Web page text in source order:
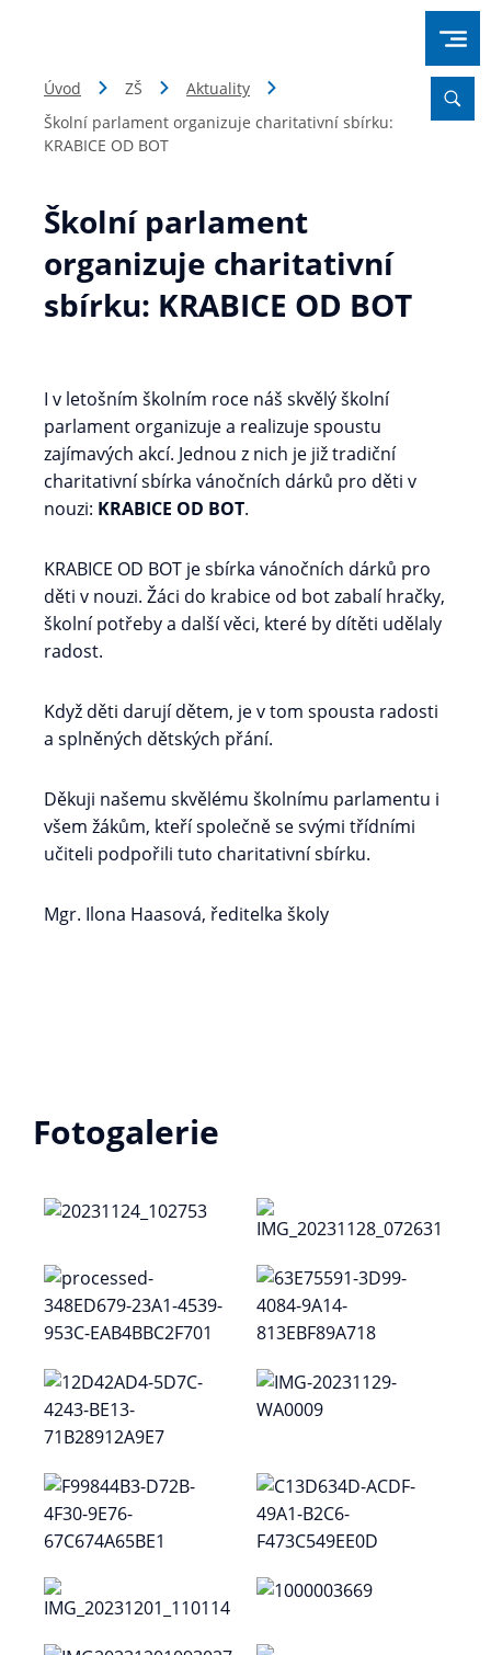
Úvod ZŠ
Aktuality
Školní parlament organizuje charitativní sbírku:
KRABICE OD BOT
Školní parlament
organizuje charitativní
sbírku: KRABICE OD BOT
I v letošním školním roce náš skvělý školní
parlament organizuje a realizuje spoustu
zajímavých akcí. Jednou z nich je již tradiční
charitativní sbírka vánočních dárků pro děti v
nouzi: KRABICE OD BOT.
KRABICE OD BOT je sbírka vánočních dárků pro
děti v nouzi. Žáci do krabice od bot zabalí hračky,
školní potřeby a další věci, které by dítěti udělaly
radost.
Když děti darují dětem, je v tom spousta radosti
a splněných dětských přání.
Děkuji našemu skvělému školnímu parlamentu i
všem žákům, kteří společně se svými třídními
učiteli podpořili tuto charitativní sbírku.
Mgr. Ilona Haasová, ředitelka školy
Fotogalerie